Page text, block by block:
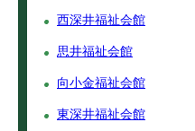
西深井福祉会館
思井福祉会館
向小金福祉会館
東深井福祉会館